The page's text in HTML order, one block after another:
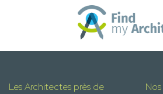
Les Architectes près de